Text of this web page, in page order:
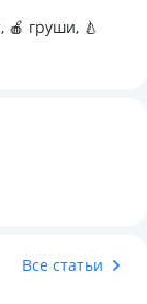
🍎 груши, 🍐
Все статьи